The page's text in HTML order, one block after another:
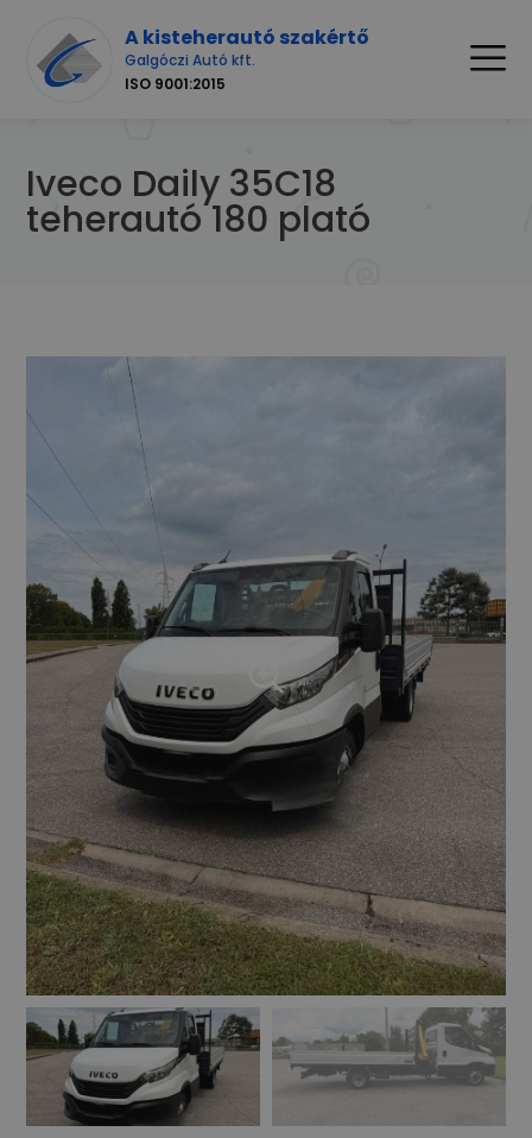
A kisteherautó szakértő
Galgóczi Autó kft.
ISO 9001:2015
Iveco Daily 35C18
teherautó 180 plató